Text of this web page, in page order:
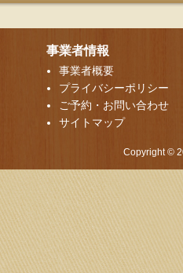
事業者情報
事業者概要
プライバシーポリシー
ご予約・お問い合わせ
サイトマップ
Copyright ©